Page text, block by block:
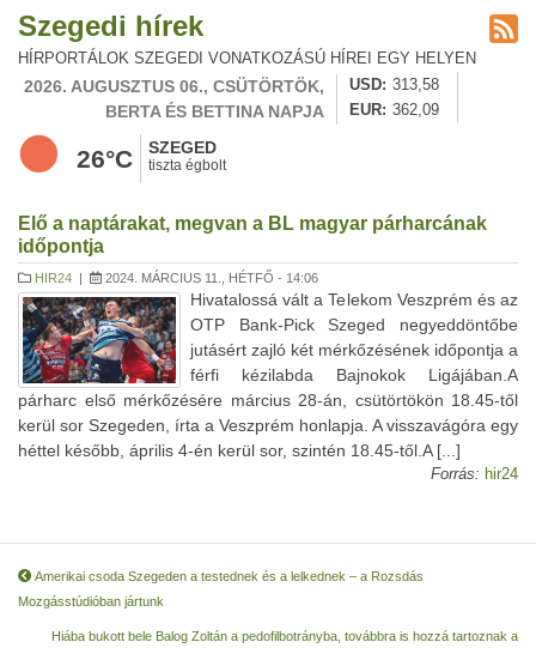
Szegedi hírek
HÍRPORTÁLOK SZEGEDI VONATKOZÁSÚ HÍREI EGY HELYEN
2026. AUGUSZTUS 06., CSÜTÖRTÖK,
BERTA ÉS BETTINA NAPJA
USD
313,58
EUR
362,09
26°C SZEGED
tiszta égbolt
Elő a naptárakat, megvan a BL magyar párharcának
időpontja
HIR24 | 2024. MÁRCIUS 11., HÉTFŐ - 14:06
Hivatalossá vált a Telekom Veszprém és az
OTP Bank-Pick Szeged negyeddöntőbe
jutásért zajló két mérkőzésének időpontja a
férfi kézilabda Bajnokok Ligájában.A
párharc első mérkőzésére március 28-án, csütörtökön 18.45-től
kerül sor Szegeden, írta a Veszprém honlapja. A visszavágóra egy
héttel később, április 4-én kerül sor, szintén 18.45-től.A [...]
Forrás: hir24
Amerikai csoda Szegeden a testednek és a lelkednek – a Rozsdás
Mozgásstúdióban jártunk
Hiába bukott bele Balog Zoltán a pedofilbotrányba, továbbra is hozzá tartoznak a